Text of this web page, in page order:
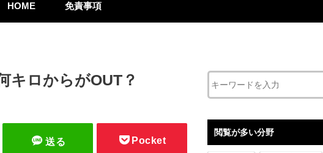
HOME 免責事項
キロからがOUT？
送る Pocket
閲覧が多い分野